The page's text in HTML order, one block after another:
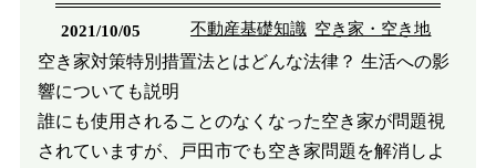
2021/10/05 不動産基礎知識 空き家・空き地
空き家対策特別措置法とはどんな法律？ 生活への影
響についても説明
誰にも使用されることのなくなった空き家が問題視
されていますが、戸田市でも空き家問題を解消しよ